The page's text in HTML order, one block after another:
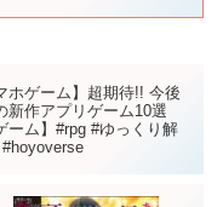
ホゲーム】超期待!! 今後
新作アプリゲーム10選
ーム】#rpg #ゆっくり解